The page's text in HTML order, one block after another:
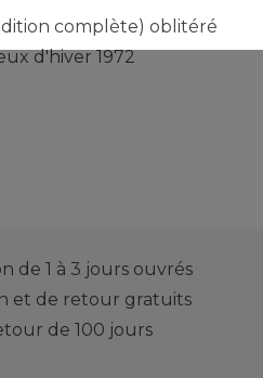
complète) oblitéré
d'hiver 1972
de 1 à 3 jours ouvrés
et de retour gratuits
de 100 jours